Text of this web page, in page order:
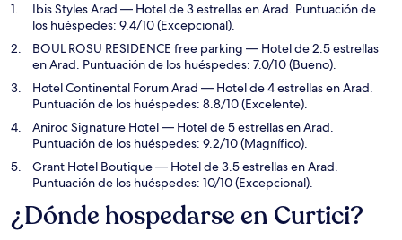
Ibis Styles Arad — Hotel de 3 estrellas en Arad. Puntuación de
los huéspedes: 9.4/10 (Excepcional).
BOUL ROSU RESIDENCE free parking — Hotel de 2.5 estrellas
en Arad. Puntuación de los huéspedes: 7.0/10 (Bueno).
Hotel Continental Forum Arad — Hotel de 4 estrellas en Arad.
Puntuación de los huéspedes: 8.8/10 (Excelente).
Aniroc Signature Hotel— Hotel de 5 estrellas en Arad.
Puntuación de los huéspedes: 9.2/10 (Magnífico).
Grant Hotel Boutique— Hotel de 3.5 estrellas en Arad.
Puntuación de los huéspedes: 10/10 (Excepcional).
¿Dónde hospedarse en Curtici?